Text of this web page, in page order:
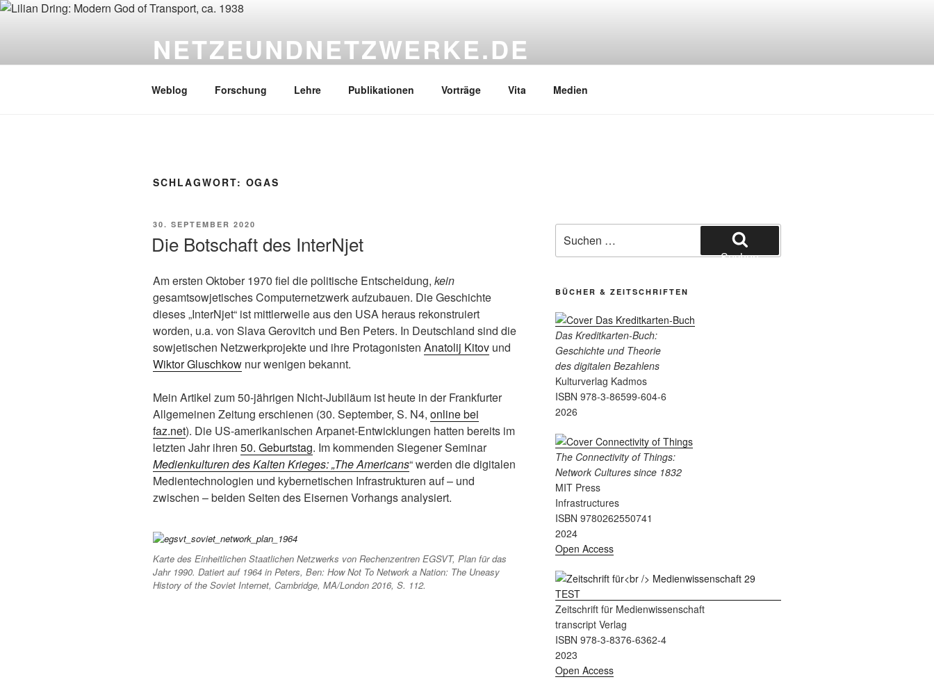
Zum
NETZEUNDNETZWERKE.DE
Weblog Forschung Lehre Publikationen Vorträge Vita Medien
SCHLAGWORT: OGAS
VERÖFFENTLICHT
30. SEPTEMBER 2020
Die Botschaft des InterNjet
Am ersten Oktober 1970 fiel die politische Entscheidung, kein
gesamtsowjetisches Computernetzwerk aufzubauen. Die Geschichte
dieses „InterNjet“ ist mittlerweile aus den USA heraus rekonstruiert
worden, u.a. von Slava Gerovitch und Ben Peters. In Deutschland sind die
sowjetischen Netzwerkprojekte und ihre Protagonisten Anatolij Kitov und
Wiktor Gluschkow nur wenigen bekannt.
Mein Artikel zum 50-jährigen Nicht-Jubiläum ist heute in der Frankfurter
Allgemeinen Zeitung erschienen (30. September, S. N4, online bei
faz.net). Die US-amerikanischen Arpanet-Entwicklungen hatten bereits im
letzten Jahr ihren 50. Geburtstag. Im kommenden Siegener Seminar
Medienkulturen des Kalten Krieges: „The Americans“ werden die digitalen
Medientechnologien und kybernetischen Infrastrukturen auf – und
zwischen – beiden Seiten des Eisernen Vorhangs analysiert.
Karte des Einheitlichen Staatlichen Netzwerks von Rechenzentren EGSVT, Plan für das
Jahr 1990. Datiert auf 1964 in Peters, Ben: How Not To Network a Nation: The Uneasy
History of the Soviet Internet, Cambridge, MA/London 2016, S. 112.
nach:
Suchen
BÜCHER & ZEITSCHRIFTEN
Das Kreditkarten-Buch:
Geschichte und Theorie
des digitalen Bezahlens
Kulturverlag Kadmos
ISBN 978-3-86599-604-6
2026
The Connectivity of Things:
Network Cultures since 1832
MIT Press
Infrastructures
ISBN 9780262550741
2024
Open Access
Zeitschrift für Medienwissenschaft
transcript Verlag
ISBN 978-3-8376-6362-4
2023
Open Access